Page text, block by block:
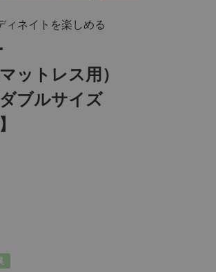
ィネイトを楽しめる
ットレス用）
ブルサイズ